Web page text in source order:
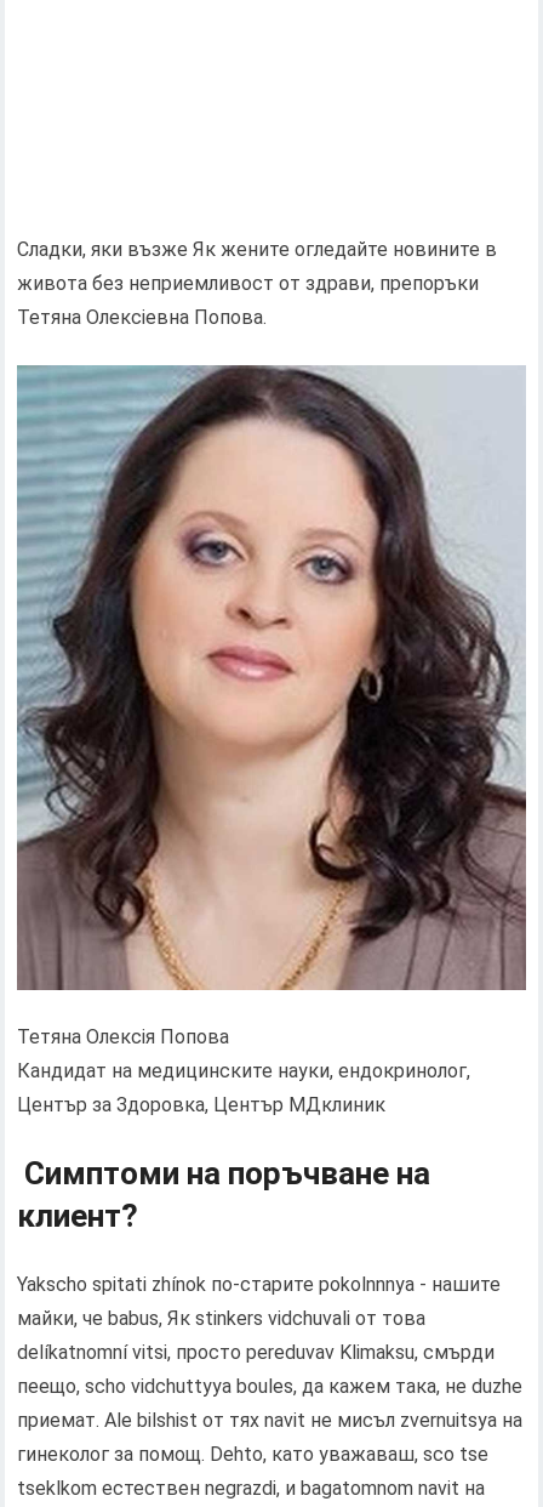
Сладки, яки възже Як жените огледайте новините в
живота без неприемливост от здрави, препоръки
Тетяна Олексіевна Попова.
Тетяна Олексія Попова
Кандидат на медицинските науки, ендокринолог,
Център за Здоровка, Център МДклиник
Симптоми на поръчване на
клиент?
Yakscho spitati zhínok по-старите pokolnnnya - нашите
майки, че babus, Як stinkers vidchuvali от това
delíkatnomní vitsi, просто pereduvav Klіmaksu, смърди
пеещо, scho vidchuttyya boules, да кажем така, не duzhe
приемат. Ale bіlshіst от тях navіt не мисъл zvernuitsya на
гинеколог за помощ. Dehto, като уважаваш, sco tse
tseklkom естествен negrazdi, и bagatomnom navit на